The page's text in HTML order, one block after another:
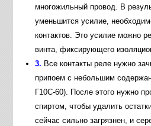
многожильный провод. В
уменьшится усилие,
контактов. Это усилие можно
винта, фиксирующего
3. Все контакты реле нужно
припоем с небольшим
Г10С-60). После этого нужно
спиртом, чтобы удалить
сейчас сильно загрязнен, и